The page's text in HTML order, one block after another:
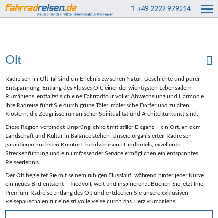
+49 2222 979214
Olt
Radreisen im Olt-Tal sind ein Erlebnis zwischen Natur, Geschichte und purer
Entspannung. Entlang des Flusses Olt, einer der wichtigsten Lebensadern
Rumäniens, entfaltet sich eine Fahrradtour voller Abwechslung und Harmonie.
Ihre Radreise führt Sie durch grüne Täler, malerische Dörfer und zu alten
Klöstern, die Zeugnisse rumänischer Spiritualität und Architekturkunst sind.
Diese Region verbindet Ursprünglichkeit mit stiller Eleganz – ein Ort, an dem
Landschaft und Kultur in Balance stehen. Unsere organisierten Radreisen
garantieren höchsten Komfort: handverlesene Landhotels, exzellente
Streckenführung und ein umfassender Service ermöglichen ein entspanntes
Reiseerlebnis.
Der Olt begleitet Sie mit seinem ruhigen Flusslauf, während hinter jeder Kurve
ein neues Bild entsteht – friedvoll, weit und inspirierend. Buchen Sie jetzt Ihre
Premium-Radreise entlang des Olt und entdecken Sie unsere exklusiven
Reisepauschalen für eine stilvolle Reise durch das Herz Rumäniens.